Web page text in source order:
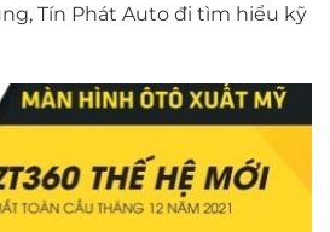
Tín Phát Auto đi tìm hiểu kỹ